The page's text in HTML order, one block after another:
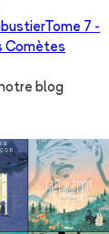
Tome 7 -
Comètes
blog